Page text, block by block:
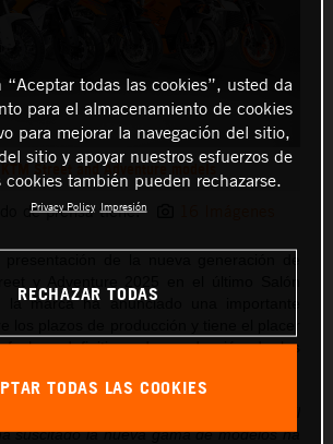
Street and Adventure models
de prensa tiene:
la marca ha anunciado una importante
definitivas de producción de los
suscitado la nueva gama de modelos ha
todas las cookies”, usted da
para el almacenamiento de cookies
para mejorar la navegación del sitio,
sitio y apoyar nuestros esfuerzos de
también pueden rechazarse.
Privacy Policy Impresión
RECHAZAR TODAS
TODAS LAS COOKIES